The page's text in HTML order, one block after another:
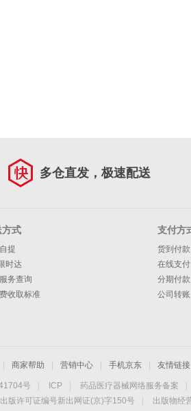
多仓直发，极速配送
方式
提
时达
务查询
收取标准
支付方
货到付款
在线支付
分期付款
公司转账
商家帮助 营销中心 手机京东 友情链接
号 ICP 药品医疗器械网络服务备案
版许可证编号新出网证(京)字150号
出版物经